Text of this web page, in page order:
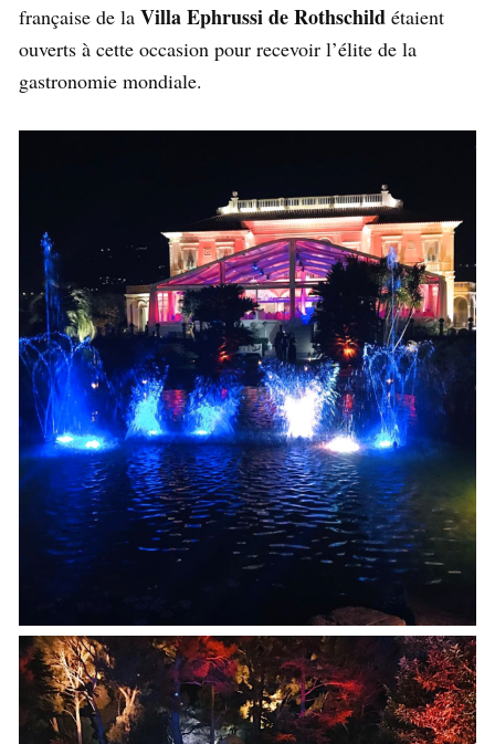
française de la Villa Ephrussi de Rothschild étaient
ouverts à cette occasion pour recevoir l’élite de la
gastronomie mondiale.